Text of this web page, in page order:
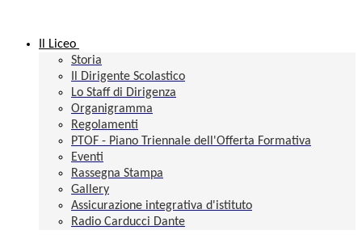
Il Liceo
Storia
Il Dirigente Scolastico
Lo Staff di Dirigenza
Organigramma
Regolamenti
PTOF - Piano Triennale dell'Offerta Formativa
Eventi
Rassegna Stampa
Gallery
Assicurazione integrativa d'istituto
Radio Carducci Dante